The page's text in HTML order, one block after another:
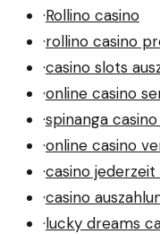
·Rollino casino
·rollino casino
·casino slots
·online casino
·spinanga
·online casino
·casino
·casino
·lucky dreams